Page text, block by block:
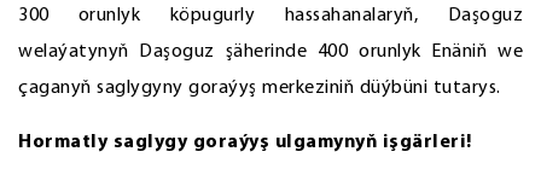
300 orunlyk köpugurly hassahanalaryň, Daşoguz
welaýatynyň Daşoguz şäherinde 400 orunlyk Enäniň we
çaganyň saglygyny goraýyş merkeziniň düýbüni tutarys.
Hormatly saglygy goraýyş ulgamynyň işgärleri!